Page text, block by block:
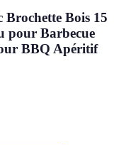
Brochette Bois 15
pour Barbecue
BBQ Apéritif